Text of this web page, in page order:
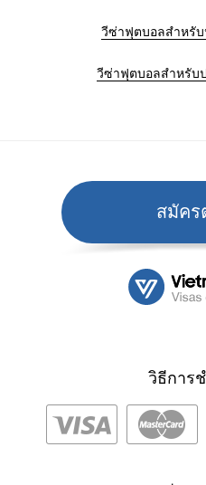
วีซ่าฟุตบอลสำหรั
วีซ่าฟุตบอลสำหรับ
สมัค
วิธีการ